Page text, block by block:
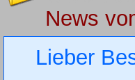
News
Lieber